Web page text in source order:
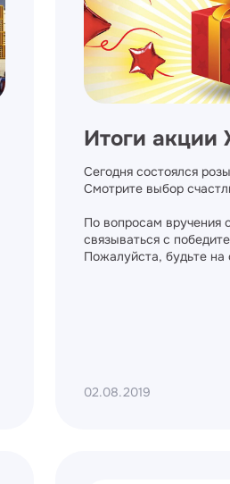
Итоги акции
Сегодня состоялся
Смотрите выбор
По вопросам вручения
связываться с
Пожалуйста, будьте на
02.08.2019